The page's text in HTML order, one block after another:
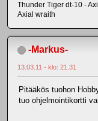
Thunder Tiger dt-10 -
Axial wraith
-Markus-
13.03.11 - klo: 21.31
Pitääkös tuohon
tuo ohjelmointikortti